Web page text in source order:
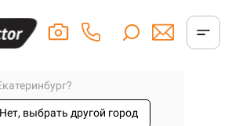
Нет, выбрать другой город